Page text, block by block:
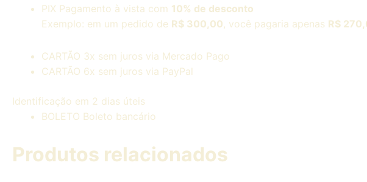
PIX Pagamento à vista com 10% de desconto
Exemplo: em um pedido de R$ 300,00 , você pagaria apenas R$
CARTÃO 3x sem juros via Mercado Pago
CARTÃO 6x sem juros via PayPal
Identificação em 2 dias úteis
BOLETO Boleto bancário
Produtos relacionados